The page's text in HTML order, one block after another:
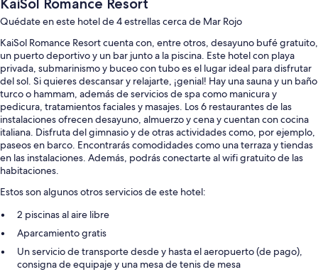
KaiSol Romance Resort
Quédate en este hotel de 4 estrellas cerca de Mar Rojo
KaiSol Romance Resort cuenta con, entre otros, desayuno bufé gratuito,
un puerto deportivo y un bar junto a la piscina. Este hotel con playa
privada, submarinismo y buceo con tubo es el lugar ideal para disfrutar
del sol. Si quieres descansar y relajarte, ¡genial! Hay una sauna y un baño
turco o hammam, además de servicios de spa como manicura y
pedicura, tratamientos faciales y masajes. Los 6 restaurantes de las
instalaciones ofrecen desayuno, almuerzo y cena y cuentan con cocina
italiana. Disfruta del gimnasio y de otras actividades como, por ejemplo,
paseos en barco. Encontrarás comodidades como una terraza y tiendas
en las instalaciones. Además, podrás conectarte al wifi gratuito de las
habitaciones.
Estos son algunos otros servicios de este hotel:
2 piscinas al aire libre
Aparcamiento gratis
Un servicio de transporte desde y hasta el aeropuerto (de pago),
consigna de equipaje y una mesa de tenis de mesa